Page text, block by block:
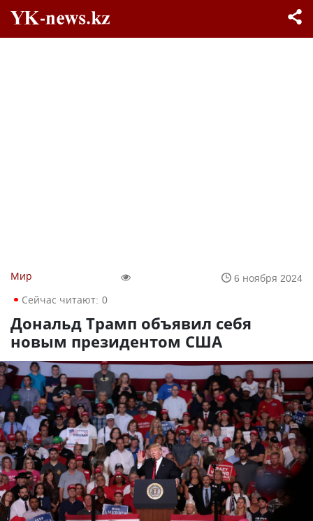
Мир
6 ноября 2024
Сейчас читают: 0
Дональд Трамп объявил себя
новым президентом США